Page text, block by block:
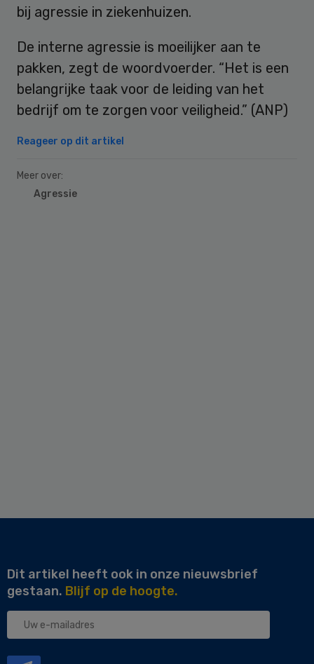
bij agressie in ziekenhuizen.
De interne agressie is moeilijker aan te
pakken, zegt de woordvoerder. “Het is een
belangrijke taak voor de leiding van het
bedrijf om te zorgen voor veiligheid.” (ANP)
Reageer op dit artikel
Meer over:
Agressie
Dit artikel heeft ook in onze nieuwsbrief
gestaan. Blijf op de hoogte.
Uw